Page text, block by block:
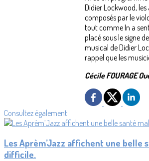
Didier Lockwood,
composés par le
tout comme In a
placé sous le signe
musical de Didier
rappel que les
Cécile FOURAGE
Consultez également
Les Aprèm’Jazz affichent une belle
difficile.